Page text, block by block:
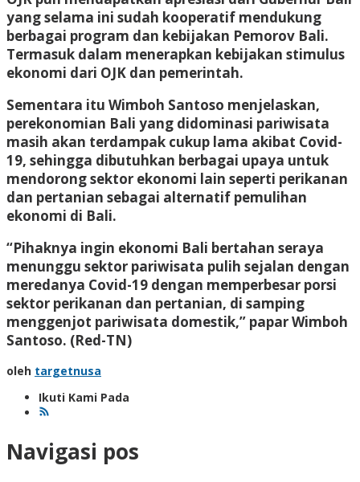
yang selama ini sudah kooperatif mendukung
berbagai program dan kebijakan Pemorov Bali.
Termasuk dalam menerapkan kebijakan stimulus
ekonomi dari OJK dan pemerintah.
Sementara itu Wimboh Santoso menjelaskan,
perekonomian Bali yang didominasi pariwisata
masih akan terdampak cukup lama akibat Covid-
19, sehingga dibutuhkan berbagai upaya untuk
mendorong sektor ekonomi lain seperti perikanan
dan pertanian sebagai alternatif pemulihan
ekonomi di Bali.
“Pihaknya ingin ekonomi Bali bertahan seraya
menunggu sektor pariwisata pulih sejalan dengan
meredanya Covid-19 dengan memperbesar porsi
sektor perikanan dan pertanian, di samping
menggenjot pariwisata domestik,” papar Wimboh
Santoso. (Red-TN)
oleh targetnusa
Ikuti Kami Pada
Navigasi pos